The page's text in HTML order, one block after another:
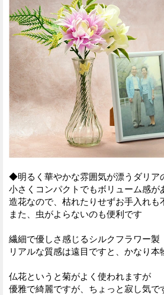
◆明るく華やかな雰囲気が漂うダリア
小さくコンパクトでもボリューム感が
造花なので、枯れたりせずお手入れも
また、虫がよらないのも便利です
繊細で優しさ感じるシルクフラワー製
リアルな質感は遠目ですと、かなり本
仏花というと菊がよく使われますが
優雅で綺麗ですが、ちょっと寂し気で